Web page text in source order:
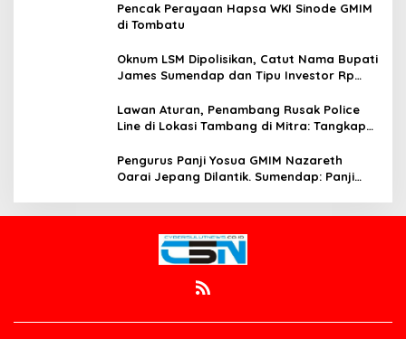
Pencak Perayaan Hapsa WKI Sinode GMIM
di Tombatu
Oknum LSM Dipolisikan, Catut Nama Bupati
James Sumendap dan Tipu Investor Rp
Lawan Aturan, Penambang Rusak Police
Line di Lokasi Tambang di Mitra: Tangkap
Pengurus Panji Yosua GMIM Nazareth
Oarai Jepang Dilantik. Sumendap: Panji